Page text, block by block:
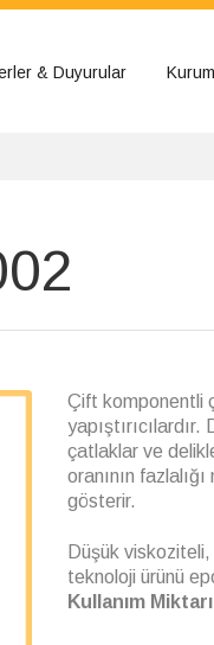
& Duyurular
Çift komponentli
çatlaklar ve
oranının
gösterir.
Düşük
teknoloji ürünü
Kullanım